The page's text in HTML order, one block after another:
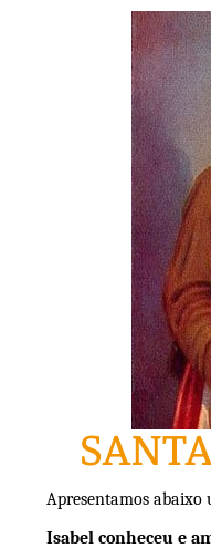
Apresentamos abaixo
Isabel conheceu e